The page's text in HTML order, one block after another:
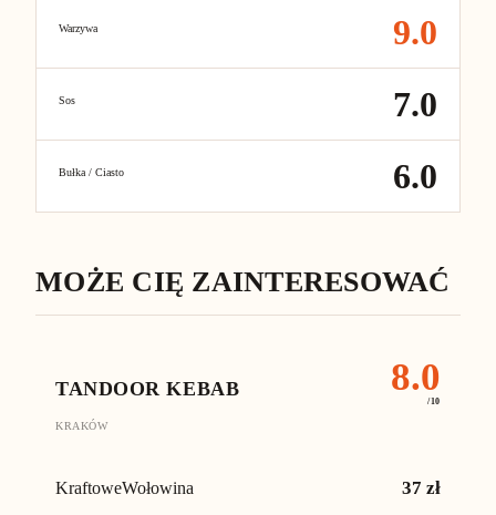
Warzywa 9.0
Sos 7.0
Bułka / Ciasto 6.0
MOŻE CIĘ ZAINTERESOWAĆ
TANDOOR KEBAB
KRAKÓW
8.0
/10
KraftoweWołowina 37 zł